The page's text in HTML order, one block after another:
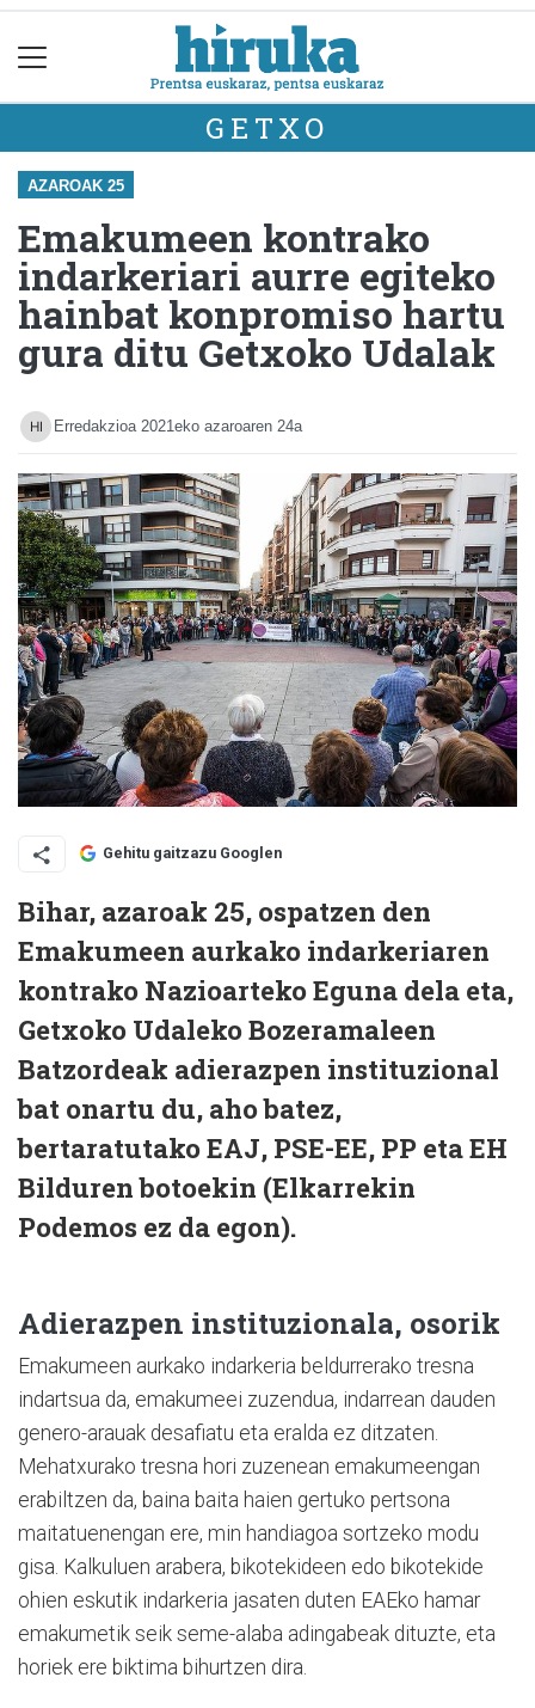
GETXO
AZAROAK 25
Emakumeen kontrako
indarkeriari aurre egiteko
hainbat konpromiso hartu
gura ditu Getxoko Udalak
Erredakzioa 2021eko azaroaren 24a
Gehitu gaitzazu Googlen
Bihar, azaroak 25, ospatzen den
Emakumeen aurkako indarkeriaren
kontrako Nazioarteko Eguna dela eta,
Getxoko Udaleko Bozeramaleen
Batzordeak adierazpen instituzional
bat onartu du, aho batez,
bertaratutako EAJ, PSE-EE, PP eta EH
Bilduren botoekin (Elkarrekin
Podemos ez da egon).
Adierazpen instituzionala, osorik
Emakumeen aurkako indarkeria beldurrerako tresna
indartsua da, emakumeei zuzendua, indarrean dauden
genero-arauak desafiatu eta eralda ez ditzaten.
Mehatxurako tresna hori zuzenean emakumeengan
erabiltzen da, baina baita haien gertuko pertsona
maitatuenengan ere, min handiagoa sortzeko modu
gisa. Kalkuluen arabera, bikotekideen edo bikotekide
ohien eskutik indarkeria jasaten duten EAEko hamar
emakumetik seik seme-alaba adingabeak dituzte, eta
horiek ere biktima bihurtzen dira.